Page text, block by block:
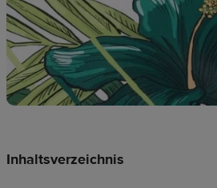
Inhaltsverzeichnis